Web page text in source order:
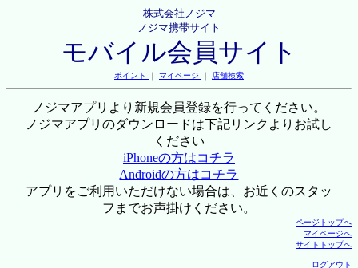
株式会社ノジマ
ノジマ携帯サイト
モバイル会員サイト
ポイント ｜ マイページ ｜ 店舗検索
ノジマアプリより新規会員登録を行ってください。
ノジマアプリのダウンロードは下記リンクよりお試し
ください
iPhoneの方はコチラ
Androidの方はコチラ
アプリをご利用いただけない場合は、お近くのスタッ
フまでお声掛けください。
ページトップへ
マイページへ
サイトトップへ
ログアウト